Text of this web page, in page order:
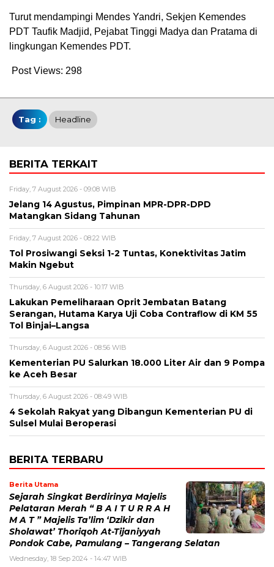
Turut mendampingi Mendes Yandri, Sekjen Kemendes
PDT Taufik Madjid, Pejabat Tinggi Madya dan Pratama di
lingkungan Kemendes PDT.
Post Views: 298
Tag : Headline
BERITA TERKAIT
Friday, 7 August 2026 - 09:08 WIB
Jelang 14 Agustus, Pimpinan MPR-DPR-DPD
Matangkan Sidang Tahunan
Friday, 7 August 2026 - 08:22 WIB
Tol Prosiwangi Seksi 1-2 Tuntas, Konektivitas Jatim
Makin Ngebut
Thursday, 6 August 2026 - 10:17 WIB
Lakukan Pemeliharaan Oprit Jembatan Batang
Serangan, Hutama Karya Uji Coba Contraflow di KM 55
Tol Binjai–Langsa
Thursday, 6 August 2026 - 08:56 WIB
Kementerian PU Salurkan 18.000 Liter Air dan 9 Pompa
ke Aceh Besar
Thursday, 6 August 2026 - 08:49 WIB
4 Sekolah Rakyat yang Dibangun Kementerian PU di
Sulsel Mulai Beroperasi
BERITA TERBARU
Berita Utama
Sejarah Singkat Berdirinya Majelis
Pelataran Merah “ B A I T U R R A H
M A T ” Majelis Ta’lim ‘Dzikir dan
Sholawat’ Thoriqoh At-Tijaniyyah
Pondok Cabe, Pamulang – Tangerang Selatan
Wednesday, 18 Sep 2024 - 14:47 WIB